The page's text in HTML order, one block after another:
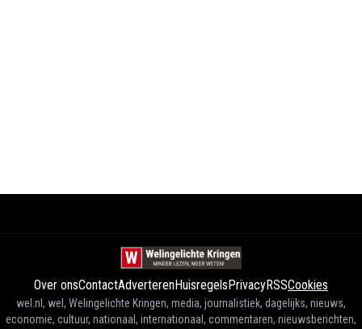
Over onsContactAdverterenHuisregelsPrivacyRSSCookies
wel.nl, wel, Welingelichte Kringen, media, journalistiek, dagelijks, nieuws,
economie, cultuur, nationaal, internationaal, commentaren, nieuwsberichten,